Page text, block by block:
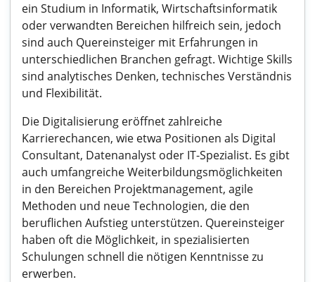
ein Studium in Informatik, Wirtschaftsinformatik
oder verwandten Bereichen hilfreich sein, jedoch
sind auch Quereinsteiger mit Erfahrungen in
unterschiedlichen Branchen gefragt. Wichtige Skills
sind analytisches Denken, technisches Verständnis
und Flexibilität.
Die Digitalisierung eröffnet zahlreiche
Karrierechancen, wie etwa Positionen als Digital
Consultant, Datenanalyst oder IT-Spezialist. Es gibt
auch umfangreiche Weiterbildungsmöglichkeiten
in den Bereichen Projektmanagement, agile
Methoden und neue Technologien, die den
beruflichen Aufstieg unterstützen. Quereinsteiger
haben oft die Möglichkeit, in spezialisierten
Schulungen schnell die nötigen Kenntnisse zu
erwerben.